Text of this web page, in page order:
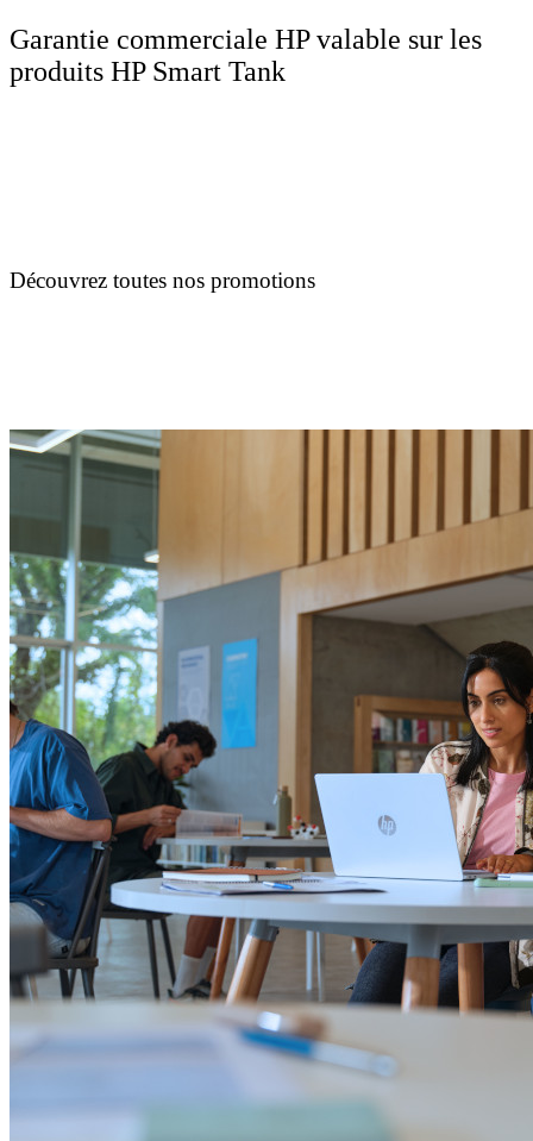
Garantie commerciale HP valable sur les
produits HP Smart Tank
Découvrez toutes nos promotions